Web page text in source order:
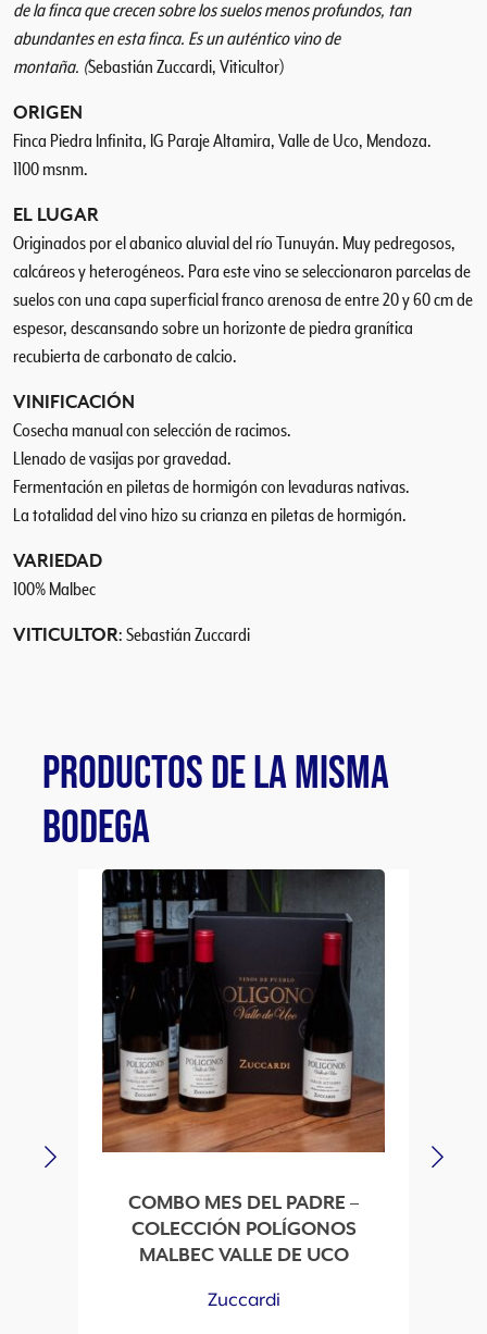
c
a
n
a
d
de la finca que crecen sobre los suelos menos profundos, tan
abundantes en esta finca. Es un auténtico vino de
montaña. (Sebastián Zuccardi, Viticultor)
ORIGEN
Finca Piedra Infinita, IG Paraje Altamira, Valle de Uco, Mendoza.
1100 msnm.
EL LUGAR
Originados por el abanico aluvial del río Tunuyán. Muy pedregosos,
calcáreos y heterogéneos. Para este vino se seleccionaron parcelas de
suelos con una capa superficial franco arenosa de entre 20 y 60 cm de
espesor, descansando sobre un horizonte de piedra granítica
recubierta de carbonato de calcio.
VINIFICACIÓN
Cosecha manual con selección de racimos.
Llenado de vasijas por gravedad.
Fermentación en piletas de hormigón con levaduras nativas.
La totalidad del vino hizo su crianza en piletas de hormigón.
VARIEDAD
100% Malbec
VITICULTOR: Sebastián Zuccardi
PRODUCTOS DE LA MISMA
BODEGA
COMBO MES DEL PADRE –
COLECCIÓN POLÍGONOS
MALBEC VALLE DE UCO
Zuccardi